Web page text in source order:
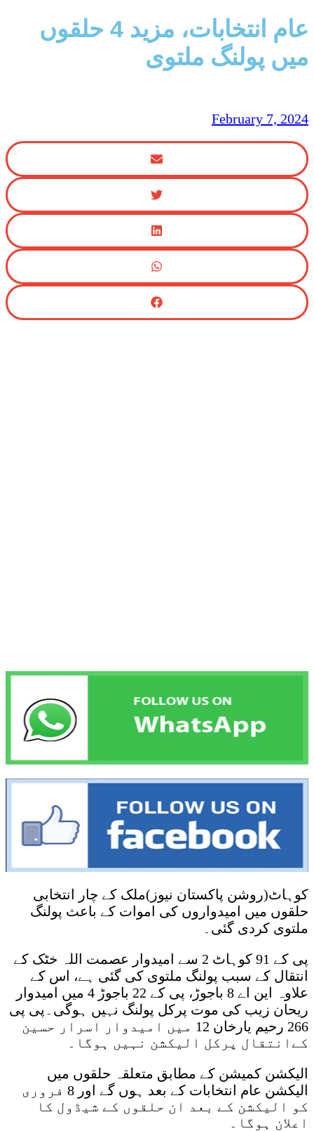
عام انتخابات، مزید 4 حلقوں
میں پولنگ ملتوی
February 7, 2024
کوہاٹ(روشن پاکستان نیوز)ملک کے چار انتخابی
حلقوں میں امیدواروں کی اموات کے باعث پولنگ
ملتوی کردی گئی۔
پی کے 91 کوہاٹ 2 سے امیدوار عصمت اللہ خٹک کے
انتقال کے سبب پولنگ ملتوی کی گئی ہے، اس کے
علاوہ این اے 8 باجوڑ، پی کے 22 باجوڑ 4 میں امیدوار
ریحان زیب کی موت پرکل پولنگ نہیں ہوگی۔پی پی
266 رحیم یارخان 12 میں امیدوار اسرار حسین
کےانتقال پرکل الیکشن نہیں ہوگا۔
الیکشن کمیشن کے مطابق متعلقہ حلقوں میں
الیکشن عام انتخابات کے بعد ہوں گے اور 8 فروری
کو الیکشن کے بعد ان حلقوں کے شیڈول کا
اعلان ہوگا۔